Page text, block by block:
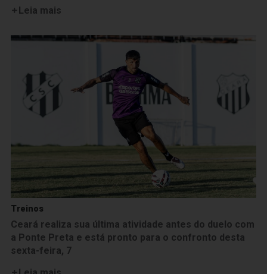
Leia mais
Treinos
Ceará realiza sua última atividade antes do duelo com
a Ponte Preta e está pronto para o confronto desta
sexta-feira, 7